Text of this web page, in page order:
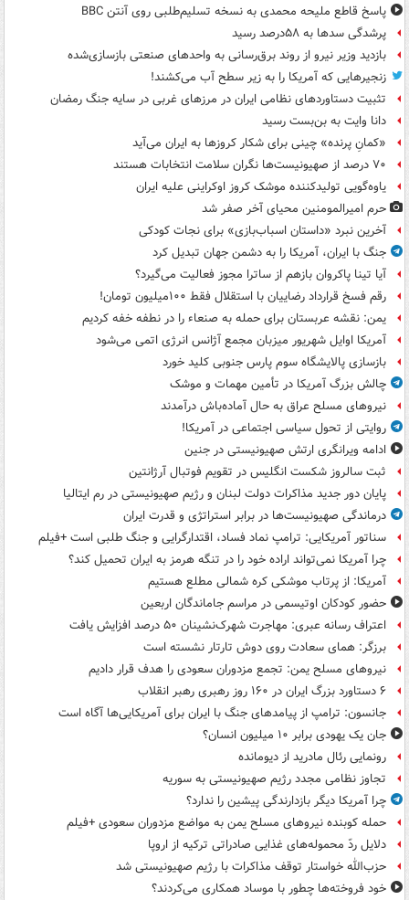
پاسخ قاطع ملیحه محمدی به نسخه تسلیم‌طلبی روی آنتن BBC
پرشدگی سدها به ۵۸درصد رسید
بازدید وزیر نیرو از روند برق‌رسانی به واحدهای صنعتی بازسازی‌شده
زنجیرهایی که آمریکا را به زیر سطح آب می‌کشند!
تثبیت دستاوردهای نظامی ایران در مرزهای غربی در سایه جنگ رمضان
دانا وایت به بن‌بست رسید
«کمانِ پرنده» چینی برای شکار کروزها به ایران می‌آید
۷۰ درصد از صهیونیست‌ها نگران سلامت انتخابات هستند
یاوه‌گویی تولیدکننده موشک کروز اوکراینی علیه ایران
حرم امیرالمومنین محیای آخر صفر شد
آخرین نبرد «داستان اسباب‌بازی» برای نجات کودکی
جنگ با ایران، آمریکا را به دشمن جهان تبدیل کرد
آیا تینا پاکروان بازهم از ساترا مجوز فعالیت می‌گیرد؟
رقم فسخ قرارداد رضاییان با استقلال فقط ۱۰۰میلیون تومان!
یمن: نقشه عربستان برای حمله به صنعاء را در نطفه خفه کردیم
آمریکا اوایل شهریور میزبان مجمع آژانس انرژی اتمی می‌شود
بازسازی پالایشگاه سوم پارس جنوبی کلید خورد
چالش بزرگ آمریکا در تأمین مهمات و موشک
نیروهای مسلح عراق به حال آماده‌باش درآمدند
روایتی از تحول سیاسی اجتماعی در آمریکا!
ادامه ویرانگری ارتش صهیونیستی در جنین
ثبت سالروز شکست انگلیس در تقویم فوتبال آرژانتین
پایان دور جدید مذاکرات دولت لبنان و رژیم صهیونیستی در رم ایتالیا
درماندگی صهیونیست‌ها در برابر استراتژی و قدرت ایران
سناتور آمریکایی: ترامپ نماد فساد، اقتدارگرایی و جنگ طلبی است +فیلم
چرا آمریکا نمی‌تواند اراده خود را در تنگه هرمز به ایران تحمیل کند؟
آمریکا: از پرتاب موشکی کره شمالی مطلع هستیم
حضور کودکان اوتیسمی در مراسم جاماندگان اربعین
اعتراف رسانه عبری: مهاجرت شهرک‌نشینان ۵۰ درصد افزایش یافت
برزگر: همای سعادت روی دوش تارتار نشسته است
نیروهای مسلح یمن: تجمع مزدوران سعودی را هدف قرار دادیم
۶ دستاورد بزرگ ایران در ۱۶۰ روز رهبری رهبر انقلاب
جانسون: ترامپ از پیامدهای جنگ با ایران برای آمریکایی‌ها آگاه است
جان یک یهودی برابر ۱۰ میلیون انسان؟
رونمایی رئال مادرید از دیومانده
تجاوز نظامی مجدد رژیم صهیونیستی به سوریه
چرا آمریکا دیگر بازدارندگی پیشین را ندارد؟
حمله کوبنده نیروهای مسلح یمن به مواضع مزدوران سعودی +فیلم
دلایل ردّ محموله‌های غذایی صادراتی ترکیه از اروپا
حزب‌الله خواستار توقف مذاکرات با رژیم صهیونیستی شد
خود فروخته‌ها چطور با موساد همکاری می‌کردند؟